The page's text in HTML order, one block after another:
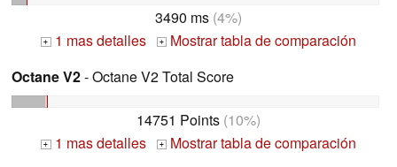
3490 ms (4%)
+ 1 mas detalles +
Mostrar tabla de comparación
Octane V2- Octane V2 Total Score
14751 Points (10%)
+ 1 mas detalles +
Mostrar tabla de comparación